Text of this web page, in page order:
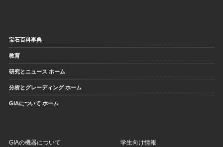
宝石百科事典
教育
研究とニュース ホーム
分析とグレーディング ホーム
GIAについて ホーム
GIAの機器について 学生向け情報